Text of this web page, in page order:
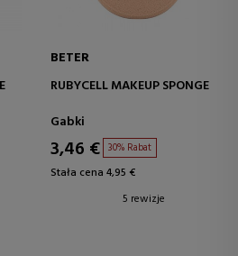
BETER
RUBYCELL MAKEUP SPONGE
Gabki
3,46 € 30% Rabat
Stała cena 4,95 €
5 rewizje